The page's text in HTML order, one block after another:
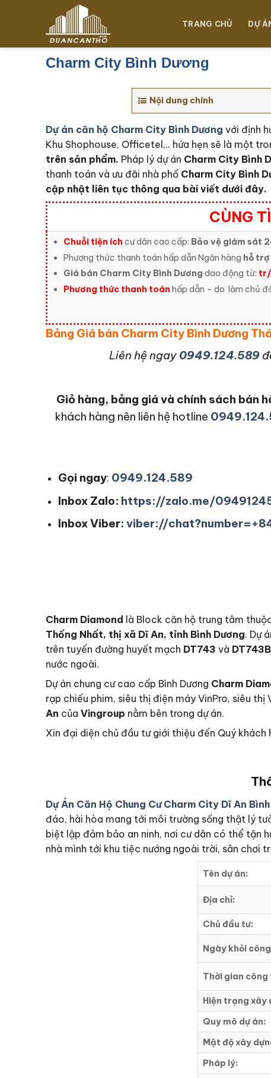
dung
TRANG CHỦ DỰ
Charm City Bình Dương
Nội dung chính
Dự án căn hộ Charm City Bình Dương với định
Khu Shophouse, Officetel,.. hứa hẹn sẽ là một
trên sản phẩm. Pháp lý dự án Charm City Bình
thanh toán và ưu đãi nhà phố Charm City Bình
cập nhật liên tục thông qua bài viết dưới đây.
CÙNG
Chuỗi tiện ích cư dân cao cấp: Bảo vệ giám sát
Phương thức thanh toán hấp dẫn Ngân hàng hỗ trợ
Giá bán Charm City Bình Dương dao động từ:
Phương thức thanh toán hấp dẫn – do làm chủ
Bảng Giá bán Charm City Bình Dương
Liên hệ ngay 0949.124.589
Giỏ hàng, bảng giá và chính sách bán
khách hàng nên liên hệ hotline
Gọi ngay: 0949.124.589
Inbox Zalo: https://zalo.me/
Inbox Viber: viber://
Charm Diamond là Block căn hộ trung tâm
Thống Nhất, thị xã Dĩ An, tỉnh Bình Dương. Dự
trên tuyến đường huyết mạch DT743 và DT743B
nước ngoài.
Dự án chung cư cao cấp Bình Dương Charm
rạp chiếu phim, siêu thị điện máy VinPro, siêu
An của Vingroup nằm bên trong dự án.
Xin đại diện chủ đầu tư giới thiệu đến Quý
Dự Án Căn Hộ Chung Cư Charm City Dĩ An
đáo, hài hòa mang tới môi trường sống thật lý
biệt lập đảm bảo an ninh, nơi cư dân có thể
nhà mình tới khu tiệc nướng ngoài trời, sân chơi
Tên dự án:
Địa chỉ:
Chủ đầu tư:
Ngày khỏi
Thời gian
Hiện trạng xây
Quy mô dự án:
Mật độ xây
Pháp lý: